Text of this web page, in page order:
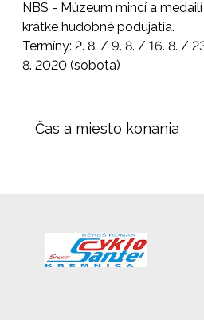
NBS - Múzeum mincí a
krátke hudobné podujatia.
Termíny: 2. 8. / 9. 8. / 16. 8. /
8. 2020 (sobota)
Čas a miesto konania